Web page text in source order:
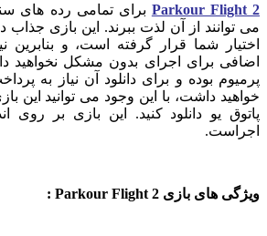
Parkour Flight 2 برای تمامی رده های
می توانند از آن لذت ببرند. این بازی
اختیار شما قرار گرفته است، و بنابرین
خواهید داشت، با این وجود می توانید این
اجراست.
ویژگی های بازی Parkour Flight 2 :